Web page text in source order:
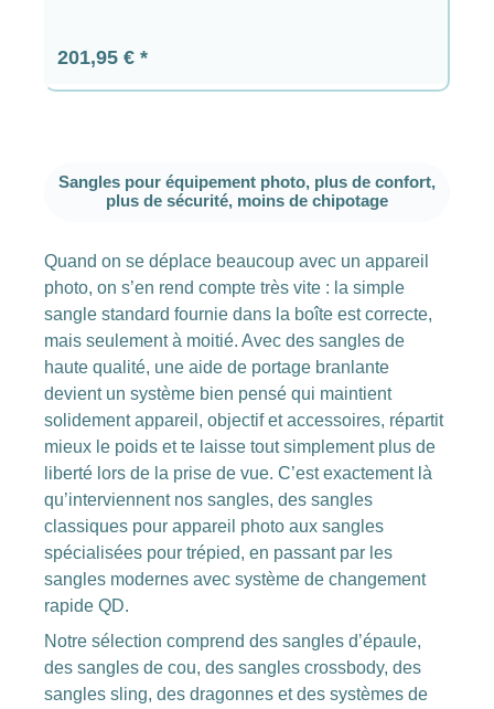
Prix régulier :
201,95 €
Sangles pour équipement photo, plus de confort,
plus de sécurité, moins de chipotage
Quand on se déplace beaucoup avec un appareil
photo, on s’en rend compte très vite : la simple
sangle standard fournie dans la boîte est correcte,
mais seulement à moitié. Avec des sangles de
haute qualité, une aide de portage branlante
devient un système bien pensé qui maintient
solidement appareil, objectif et accessoires, répartit
mieux le poids et te laisse tout simplement plus de
liberté lors de la prise de vue. C’est exactement là
qu’interviennent nos sangles, des sangles
classiques pour appareil photo aux sangles
spécialisées pour trépied, en passant par les
sangles modernes avec système de changement
rapide QD.
Notre sélection comprend des sangles d’épaule,
des sangles de cou, des sangles crossbody, des
sangles sling, des dragonnes et des systèmes de